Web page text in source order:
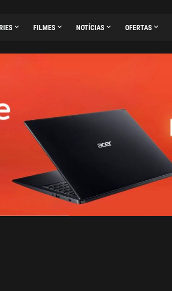
FILMES NOTÍCIAS OFERTAS